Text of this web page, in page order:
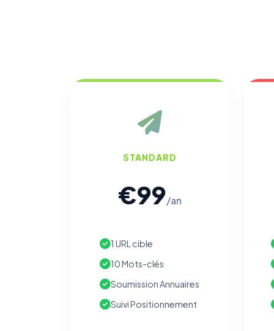
STANDARD
€99/an
1 URL cible
10 Mots-clés
Soumission Annuaires
Suivi Positionnement